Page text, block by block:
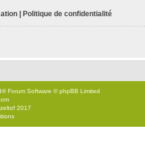
| Politique de confidentialité
® Forum Software © phpBB Limited
2017